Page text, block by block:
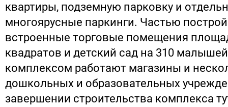
квартиры, подземную парковку и
многоярусные паркинги. Частью
встроенные торговые помещения
квадратов и детский сад на 310
комплексом работают магазины и
дошкольных и образовательных
завершении строительства комплекса